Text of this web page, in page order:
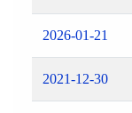
2026-01-21
2021-12-30